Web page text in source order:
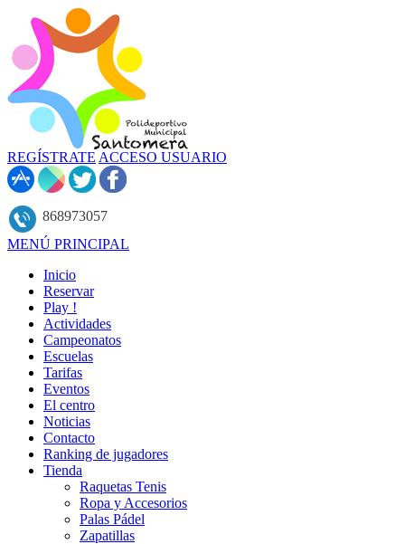
REGÍSTRATE ACCESO USUARIO
868973057
MENÚ PRINCIPAL
Inicio
Reservar
Play !
Actividades
Campeonatos
Escuelas
Tarifas
Eventos
El centro
Noticias
Contacto
Ranking de jugadores
Tienda
Raquetas Tenis
Ropa y Accesorios
Palas Pádel
Zapatillas